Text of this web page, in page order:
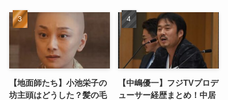
【地面師たち】小池栄子の
坊主頭はどうした？髪の毛
【中嶋優一】フジTVプロデ
ューサー経歴まとめ！中居